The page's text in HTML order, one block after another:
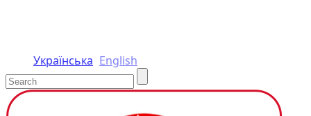
Українська English